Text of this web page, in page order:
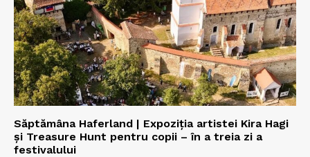
Săptămâna Haferland | Expoziţia artistei Kira Hagi
şi Treasure Hunt pentru copii – în a treia zi a
festivalului